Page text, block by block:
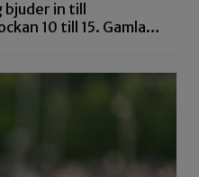
in till
10 till 15. Gamla…